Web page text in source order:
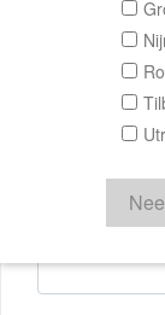
Door een
aanbieder of